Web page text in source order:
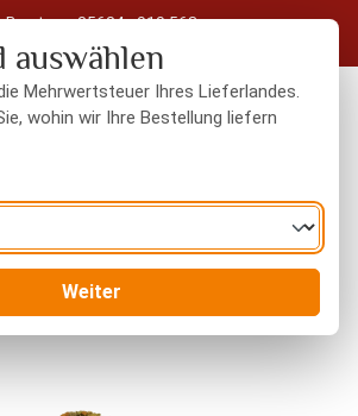
05604 - 919 563
in Deutschland ab 50 € Warenwert
auswählen
Mehrwertsteuer Ihres Lieferlandes.
wohin wir Ihre Bestellung liefern
Weiter